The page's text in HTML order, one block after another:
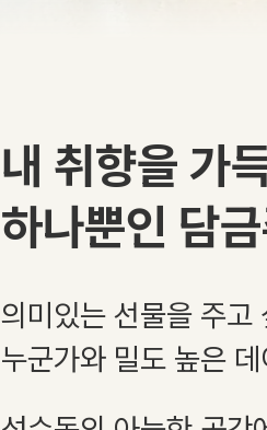
내 취향을 가
하나뿐인 담
의미있는 선물을 주고
누군가와 밀도 높은